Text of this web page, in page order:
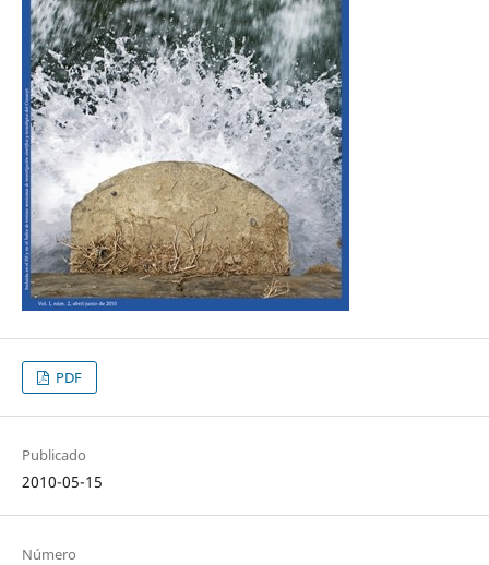
PDF
Publicado
2010-05-15
Número